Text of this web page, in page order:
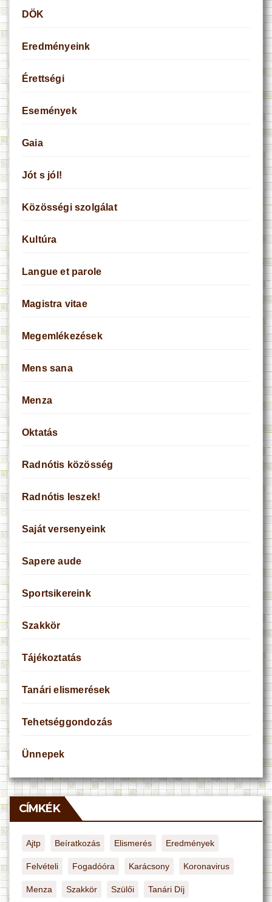
DÖK
Eredményeink
Érettségi
Események
Gaia
Jót s jól!
Közösségi szolgálat
Kultúra
Langue et parole
Magistra vitae
Megemlékezések
Mens sana
Menza
Oktatás
Radnótis közösség
Radnótis leszek!
Saját versenyeink
Sapere aude
Sportsikereink
Szakkör
Tájékoztatás
Tanári elismerések
Tehetséggondozás
Ünnepek
CÍMKÉK
Ajtp Beíratkozás Elismerés Eredmények
Felvételi Fogadóóra Karácsony Koronavirus
Menza Szakkör Szülői Tanári Díj